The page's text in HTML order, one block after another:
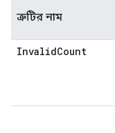
ত্রুটির নাম
InvalidCount